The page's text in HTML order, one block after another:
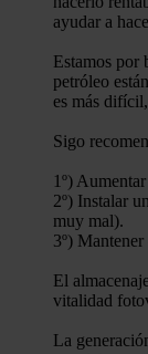
ayudar a
Estamos por
petróleo
es más
Sigo
1º)
2º) Instalar
muy mal).
3º)
El
vitalidad
La